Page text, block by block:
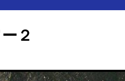
２